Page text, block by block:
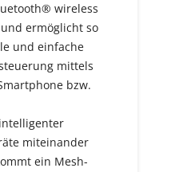
wireless
ermöglicht so
und einfache
mittels
bzw.
miteinander
ein Mesh-